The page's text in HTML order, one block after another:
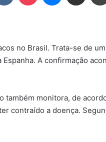
no Brasil. Trata-se de
A confirmação
monitora, de
contraído a doença.